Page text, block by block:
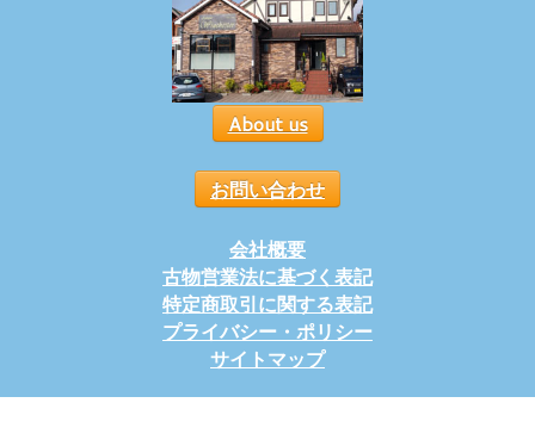
About us
お問い合わせ
会社概要
古物営業法に基づく表記
特定商取引に関する表記
プライバシー・ポリシー
サイトマップ